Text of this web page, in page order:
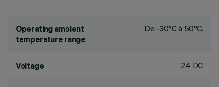
Operating ambient
temperature range
De -30°C à 50°C.
Voltage 24 DC